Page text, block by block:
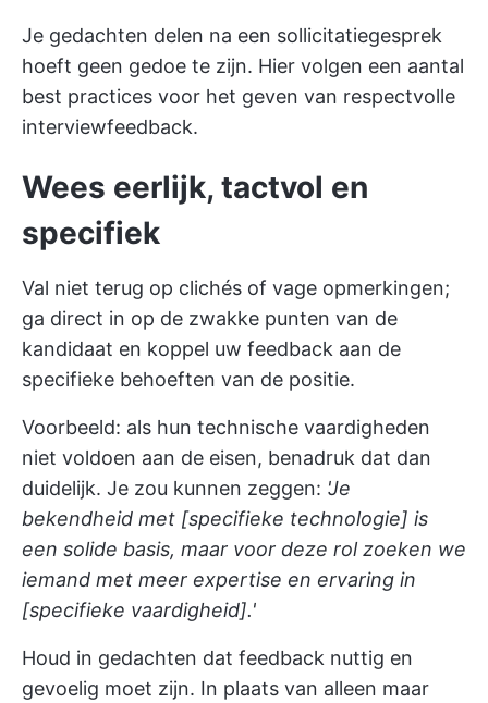
Je gedachten delen na een sollicitatiegesprek
hoeft geen gedoe te zijn. Hier volgen een aantal
best practices voor het geven van respectvolle
interviewfeedback.
Wees eerlijk, tactvol en
specifiek
Val niet terug op clichés of vage opmerkingen;
ga direct in op de zwakke punten van de
kandidaat en koppel uw feedback aan de
specifieke behoeften van de positie.
Voorbeeld: als hun technische vaardigheden
niet voldoen aan de eisen, benadruk dat dan
duidelijk. Je zou kunnen zeggen: 'Je
bekendheid met [specifieke technologie] is
een solide basis, maar voor deze rol zoeken we
iemand met meer expertise en ervaring in
[specifieke vaardigheid].'
Houd in gedachten dat feedback nuttig en
gevoelig moet zijn. In plaats van alleen maar